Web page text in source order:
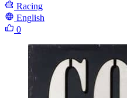
Racing
English
0